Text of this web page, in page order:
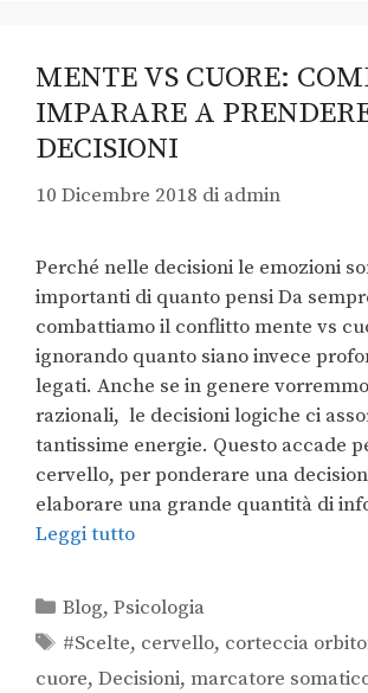
MENTE VS CUORE:
IMPARARE A
DECISIONI
10 Dicembre 2018 di admin
Perché nelle decisioni le emozioni
importanti di quanto pensi Da
combattiamo il conflitto mente vs
ignorando quanto siano invece
legati. Anche se in genere
razionali, le decisioni logiche ci
tantissime energie. Questo accade
cervello, per ponderare una
elaborare una grande quantità di
Leggi tutto
Blog,Psicologia
#Scelte, cervello, corteccia
cuore, Decisioni, marcatore